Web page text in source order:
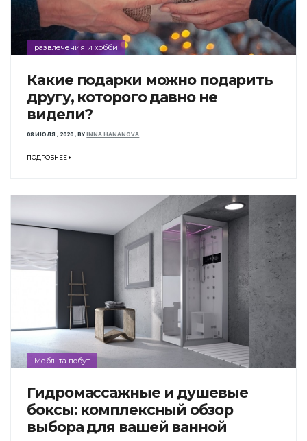
развлечения и хобби
Какие подарки можно подарить
другу, которого давно не
видели?
08 ИЮЛЯ , 2020,BYINNA HANANOVA
ПОДРОБНЕЕ
Меблі та побут
Гидромассажные и душевые
боксы: комплексный обзор
выбора для вашей ванной